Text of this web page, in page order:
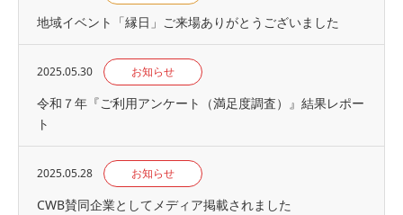
地域イベント「縁⽇」ご来場ありがとうございました
2025.05.30 お知らせ
令和７年『ご利用アンケート（満足度調査）』結果レポー
ト
2025.05.28 お知らせ
CWB賛同企業としてメディア掲載されました